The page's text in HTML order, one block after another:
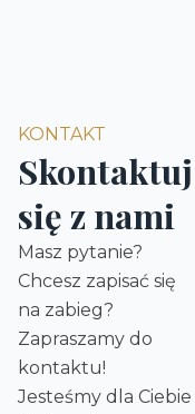
KONTAKT
Skontaktuj
się z nami
Masz pytanie?
Chcesz zapisać się
na zabieg?
Zapraszamy do
kontaktu!
Jesteśmy dla Ciebie